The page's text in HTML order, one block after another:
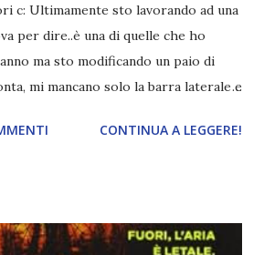
c: Ultimamente sto lavorando ad una
per dire..è una di quelle che ho
ma sto modificando un paio di
mi mancano solo la barra laterale e
dispiacerà abbandonare quest
esagerare per avere più
CONTINUA A LEGGERE!